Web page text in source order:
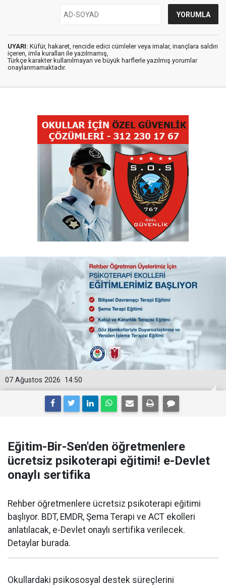
UYARI: Küfür, hakaret, rencide edici cümleler veya imalar, inançlara saldırı
içeren, imla kuralları ile yazılmamış,
Türkçe karakter kullanılmayan ve büyük harflerle yazılmış yorumlar
onaylanmamaktadır.
14:50
07 Ağustos 2026
Eğitim-Bir-Sen'den öğretmenlere
ücretsiz psikoterapi eğitimi! e-Devlet
onaylı sertifika
Rehber öğretmenlere ücretsiz psikoterapi eğitimi
başlıyor. BDT, EMDR, Şema Terapi ve ACT ekolleri
anlatılacak, e-Devlet onaylı sertifika verilecek.
Detaylar burada.
Okullardaki psikososyal destek süreçlerini